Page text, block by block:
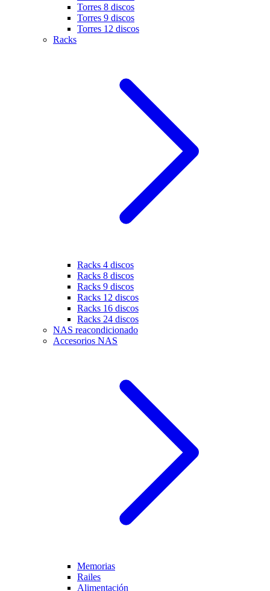
Torres 8 discos
Torres 9 discos
Torres 12 discos
Racks
Racks 4 discos
Racks 8 discos
Racks 9 discos
Racks 12 discos
Racks 16 discos
Racks 24 discos
NAS reacondicionado
Accesorios NAS
Memorias
Railes
Alimentación